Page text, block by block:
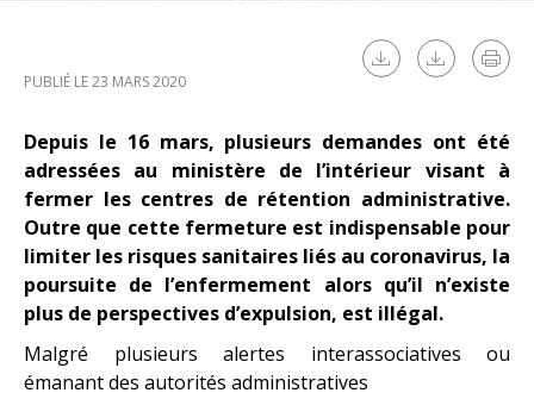
PUBLIÉ LE 23 MARS 2020
Depuis le 16 mars, plusieurs demandes ont été
adressées au ministère de l’intérieur visant à
fermer les centres de rétention administrative.
Outre que cette fermeture est indispensable pour
limiter les risques sanitaires liés au coronavirus, la
poursuite de l’enfermement alors qu’il n’existe
plus de perspectives d’expulsion, est illégal.
Malgré plusieurs alertes interassociatives ou
émanant des autorités administratives